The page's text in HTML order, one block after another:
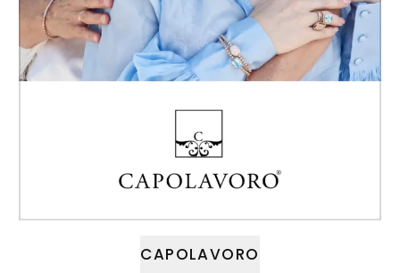
CAPOLAVORO